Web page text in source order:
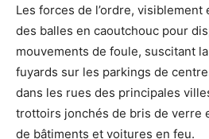
Les forces de l’ordre,
des balles en caoutchouc pour
mouvements de foule, suscitant
fuyards sur les parkings de
dans les rues des principales
trottoirs jonchés de bris de verre
de bâtiments et voitures en feu.